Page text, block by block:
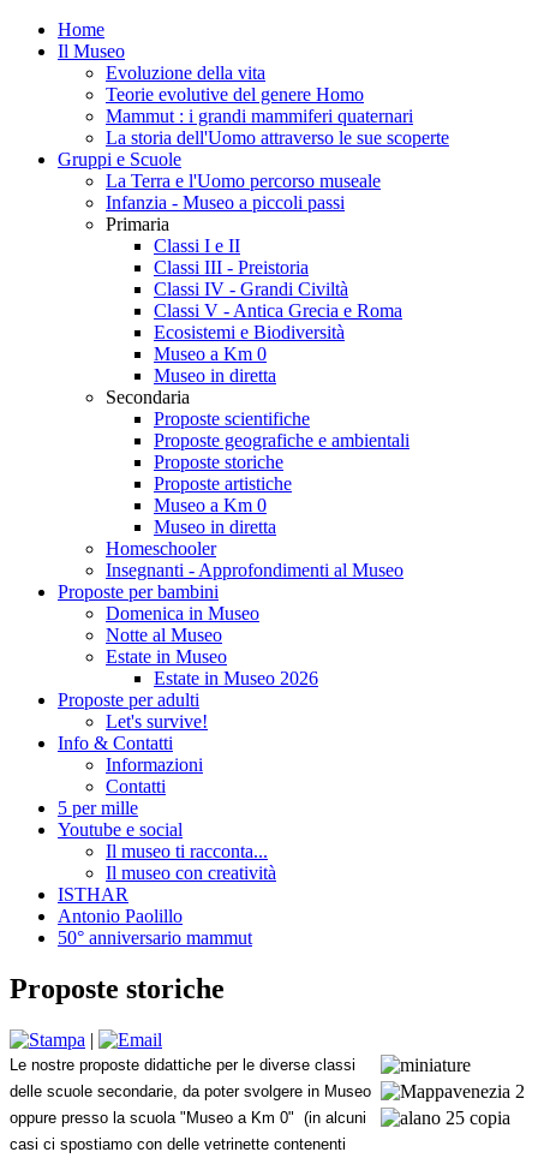
Home
Il Museo
Evoluzione della vita
Teorie evolutive del genere Homo
Mammut : i grandi mammiferi quaternari
La storia dell'Uomo attraverso le sue scoperte
Gruppi e Scuole
La Terra e l'Uomo percorso museale
Infanzia - Museo a piccoli passi
Primaria
Classi I e II
Classi III - Preistoria
Classi IV - Grandi Civiltà
Classi V - Antica Grecia e Roma
Ecosistemi e Biodiversità
Museo a Km 0
Museo in diretta
Secondaria
Proposte scientifiche
Proposte geografiche e ambientali
Proposte storiche
Proposte artistiche
Museo a Km 0
Museo in diretta
Homeschooler
Insegnanti - Approfondimenti al Museo
Proposte per bambini
Domenica in Museo
Notte al Museo
Estate in Museo
Estate in Museo 2026
Proposte per adulti
Let's survive!
Info & Contatti
Informazioni
Contatti
5 per mille
Youtube e social
Il museo ti racconta...
Il museo con creatività
ISTHAR
Antonio Paolillo
50° anniversario mammut
Proposte storiche
|
Le nostre proposte didattiche per le diverse classi
delle scuole secondarie, da poter svolgere in Museo
oppure presso la scuola "Museo a Km 0" (in alcuni
casi ci spostiamo con delle vetrinette contenenti